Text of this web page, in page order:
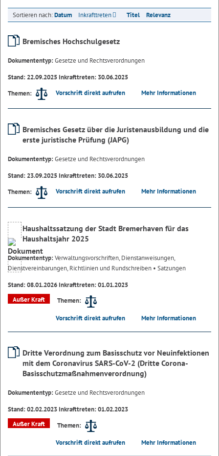
Sortieren nach:Datum Inkrafttreten Titel Relevanz
Bremisches Hochschulgesetz
Dokumententyp:Gesetze und Rechtsverordnungen
Stand: 22.09.2025 Inkrafttreten: 30.06.2025
Themen:
Vorschrift direkt aufrufen Mehr Informationen
Bremisches Gesetz über die Juristenausbildung und die
erste juristische Prüfung (JAPG)
Dokumententyp:Gesetze und Rechtsverordnungen
Stand: 23.09.2025 Inkrafttreten: 30.06.2025
Themen:
Vorschrift direkt aufrufen Mehr Informationen
Haushaltssatzung der Stadt Bremerhaven für das
Haushaltsjahr 2025
Dokumententyp:Verwaltungsvorschriften, Dienstanweisungen,
Dienstvereinbarungen, Richtlinien und Rundschreiben • Satzungen
Stand: 08.01.2026 Inkrafttreten: 01.01.2025
Außer Kraft
Themen:
Vorschrift direkt aufrufen Mehr Informationen
Dritte Verordnung zum Basisschutz vor Neuinfektionen
mit dem Coronavirus SARS-CoV-2 (Dritte Corona-
Basisschutzmaßnahmenverordnung)
Dokumententyp:Gesetze und Rechtsverordnungen
Stand: 02.02.2023 Inkrafttreten: 01.02.2023
Außer Kraft
Themen:
Vorschrift direkt aufrufen Mehr Informationen